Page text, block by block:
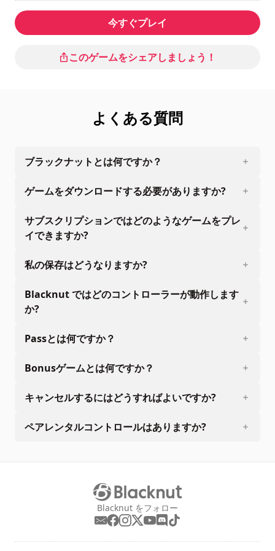
今すぐプレイ
このゲームをシェアしましょう！
よくある質問
ブラックナットとは何ですか？
ゲームをダウンロードする必要がありますか?
サブスクリプションではどのようなゲームをプレ
イできますか?
私の保存はどうなりますか?
Blacknut ではどのコントローラーが動作します
か?
Passとは何ですか？
Bonusゲームとは何ですか？
キャンセルするにはどうすればよいですか?
ペアレンタルコントロールはありますか?
Blacknut をフォロー